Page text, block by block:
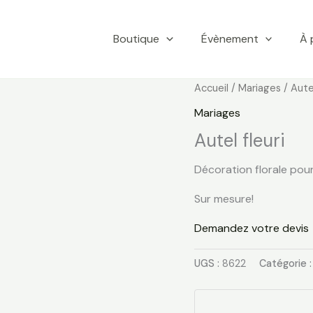
Boutique Évènement À
Accueil / Mariages /
Mariages
Autel fleuri
Décoration florale
Sur mesure!
Demandez votre devis
UGS : 8622 Catégorie